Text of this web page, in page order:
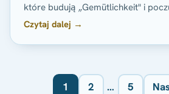
które budują „Gemütlichkeit" i
Czytaj dalej →
Nawigacja po
1 2 … 5